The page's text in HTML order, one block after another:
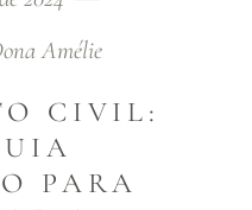
Amélie
CIVIL:
PARA